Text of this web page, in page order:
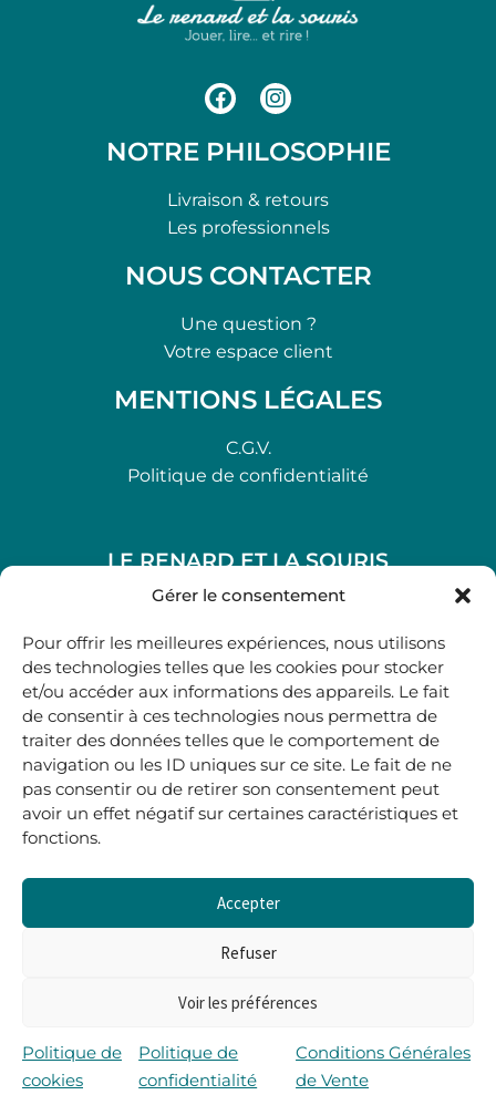
Gérer le consentement
Pour offrir les meilleures expériences, nous utilisons
des technologies telles que les cookies pour stocker
et/ou accéder aux informations des appareils. Le fait
de consentir à ces technologies nous permettra de
traiter des données telles que le comportement de
navigation ou les ID uniques sur ce site. Le fait de ne
pas consentir ou de retirer son consentement peut
avoir un effet négatif sur certaines caractéristiques et
fonctions.
Accepter
Refuser
Voir les préférences
Politique de
cookies
Politique de
confidentialité
Conditions Générales
de Vente
NOTRE PHILOSOPHIE
Livraison & retours
Les professionnels
NOUS CONTACTER
Une question ?
Votre espace client
MENTIONS LÉGALES
C.G.V.
Politique de confidentialité
LE RENARD ET LA SOURIS
48, rue Maubec 33210 LANGON
05 40 41 37 18
.
MARDI AU SAMEDI
10H00-12H45 | 14H00 -19H00
boutique@lerenardetlasouris.com
Tous droits réservés © Le Renard et la Souris –
Rives